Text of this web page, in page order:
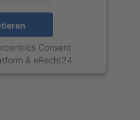
Consent
& eRecht24